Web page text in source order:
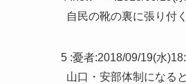
自民の靴の裏に張り付
5 :憂者:2018/09/19(水
山口・安部体制になる